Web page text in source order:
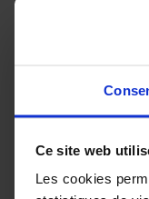
Ce site web
Les cookies